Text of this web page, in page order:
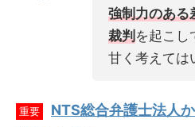
強制力のある
裁判 を起こし
甘く考えては
重要
NTS総合弁護士法人